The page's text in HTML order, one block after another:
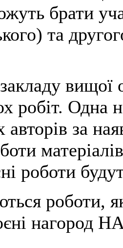
брати
та
вищої
робіт. Одна
авторів за
роботи
роботи,
нагород